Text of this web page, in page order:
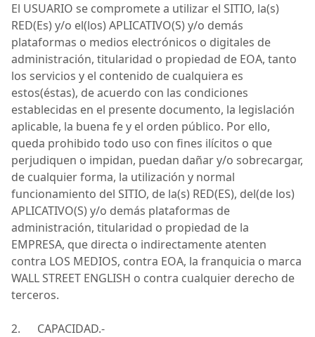
El USUARIO se compromete a utilizar el SITIO, la(s)
RED(Es) y/o el(los) APLICATIVO(S) y/o demás
plataformas o medios electrónicos o digitales de
administración, titularidad o propiedad de EOA, tanto
los servicios y el contenido de cualquiera es
estos(éstas), de acuerdo con las condiciones
establecidas en el presente documento, la legislación
aplicable, la buena fe y el orden público. Por ello,
queda prohibido todo uso con fines ilícitos o que
perjudiquen o impidan, puedan dañar y/o sobrecargar,
de cualquier forma, la utilización y normal
funcionamiento del SITIO, de la(s) RED(ES), del(de los)
APLICATIVO(S) y/o demás plataformas de
administración, titularidad o propiedad de la
EMPRESA, que directa o indirectamente atenten
contra LOS MEDIOS, contra EOA, la franquicia o marca
WALL STREET ENGLISH o contra cualquier derecho de
terceros.
2. CAPACIDAD.-